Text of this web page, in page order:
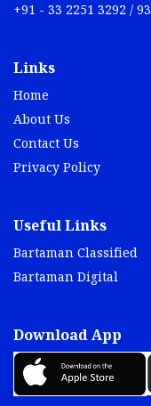
+91 - 33 2251 3292 / 93
Links
Home
About Us
Contact Us
Privacy Policy
Useful Links
Bartaman Classified
Bartaman Digital
Download App